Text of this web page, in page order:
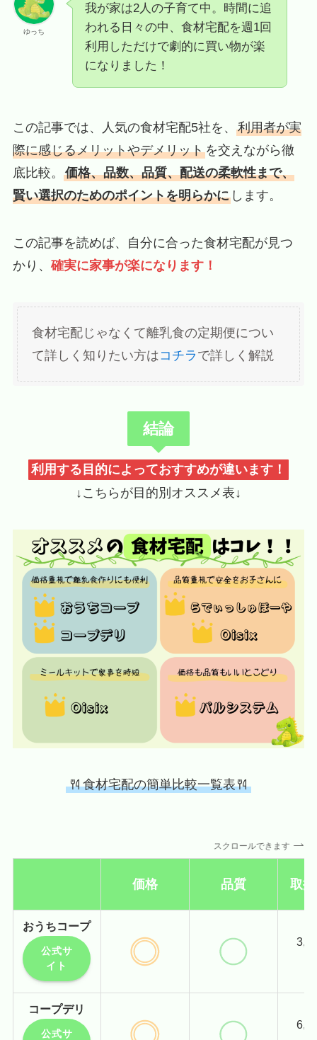
ゆっち
我が家は2人の子育て中。時間に追
われる日々の中、食材宅配を週1回
利用しただけで劇的に買い物が楽
になりました！
この記事では、人気の食材宅配5社を、 利用者が実
際に感じるメリットやデメリットを交えながら徹
底比較。 価格、品数、品質、配送の柔軟性まで、
賢い選択のためのポイントを明らかにします。
この記事を読めば、自分に合った食材宅配が見つ
かり、 確実に家事が楽になります！
食材宅配じゃなくて離乳食の定期便につい
て詳しく知りたい方はコチラ で詳しく解説
結論
利用する目的によっておすすめが違います！
↓こちらが目的別オススメ表↓
食材宅配の簡単比較一覧表
スクロールできます
価格 品質 取
おうちコープ
公式サ
イト
コープデリ
公式サ